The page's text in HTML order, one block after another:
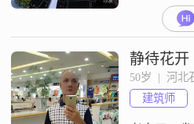
##3002##
元之间，
但我一直
活和工作
的特点是
还是对朋友
顾和支持
静待花开
50岁  |  河北
建筑师